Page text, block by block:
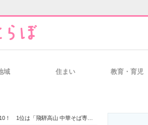
域 住まい 教育・育児
そば専門店 Ｍ」【2024年9月版／Googleクチコミ】